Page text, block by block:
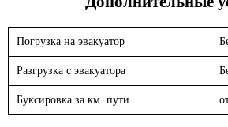
Погрузка на эвакуатор
Разгрузка с эвакуатора
Буксировка за км. пути